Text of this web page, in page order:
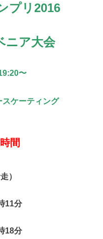
プリ2016
ア大会
〜
ケーティング
間
）
11分
18分